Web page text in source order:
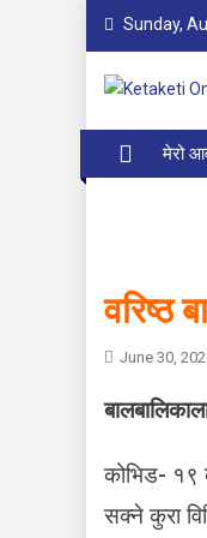
content
Sunday,
मेरो
वरिष्ठ
June 30,
कोभिड- १९
सक्ने कुरा